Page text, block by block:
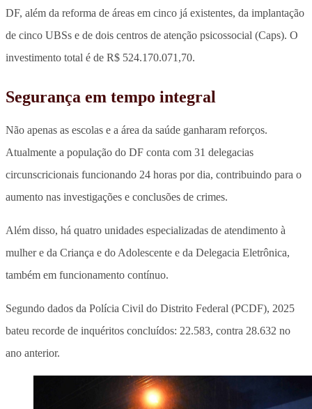
DF, além da reforma de áreas em cinco já existentes, da implantação
de cinco UBSs e de dois centros de atenção psicossocial (Caps). O
investimento total é de R$ 524.170.071,70.
Segurança em tempo integral
Não apenas as escolas e a área da saúde ganharam reforços.
Atualmente a população do DF conta com 31 delegacias
circunscricionais funcionando 24 horas por dia, contribuindo para o
aumento nas investigações e conclusões de crimes.
Além disso, há quatro unidades especializadas de atendimento à
mulher e da Criança e do Adolescente e da Delegacia Eletrônica,
também em funcionamento contínuo.
Segundo dados da Polícia Civil do Distrito Federal (PCDF), 2025
bateu recorde de inquéritos concluídos: 22.583, contra 28.632 no
ano anterior.